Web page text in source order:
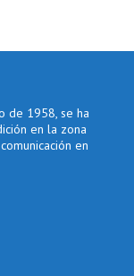
de 1958, se ha
en la zona
en